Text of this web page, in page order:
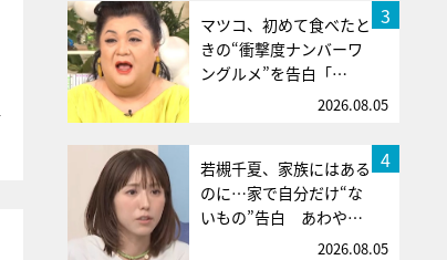
3
マツコ、初めて食べたと
きの“衝撃度ナンバーワ
ングルメ”を告白「…
2026.08.05
4
若槻千夏、家族にはある
のに…家で自分だけ“な
いもの”告白 あわや…
2026.08.05